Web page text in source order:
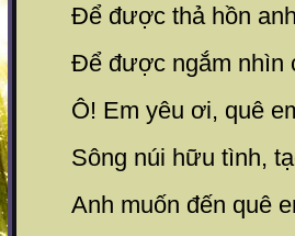
Để được thả hồn
Để được ngắm nhìn
Ô! Em yêu ơi, quê
Sông núi hữu tình,
Anh muốn đến quê